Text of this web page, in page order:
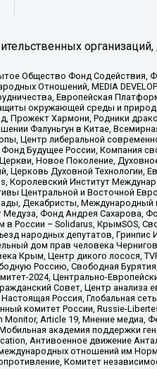
Общество Фонд
Отношений, MEDIA
Европейская
окружающей среды и
Хармони, Родники
Фалуньгун в Китае,
Центр либеральной
Будущее России, Компания
Новое Поколение,
Церковь Духовной
Королевский Институт
Центральной и Восточной
Декабристы,
Фонд Андрея Сахарова,
России – Solidarus, КрымSOS,
народных депутатов,
дом прав человека
Крым, Центр дикого лосося,
Россию, Свободная
2024, Центрально-
Совет, Центр анализа
Россия, Глобальная
комитет России, Russie-
Article 19, Мнение медиа,
академия поддержки
Антивоенное движение
отношений им
Комитет